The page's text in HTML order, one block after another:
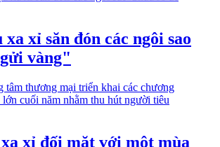
xỉ săn đón các ngôi sao
vàng"
xỉ đối mặt với một mùa